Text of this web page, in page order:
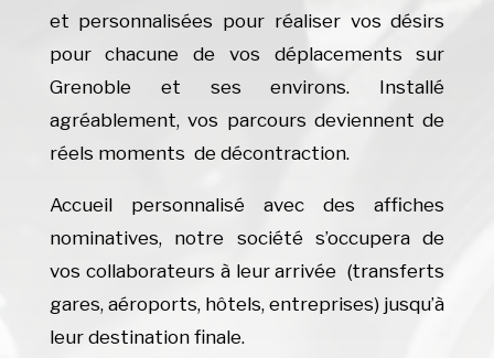
et personnalisées pour réaliser vos désirs
pour chacune de vos déplacements sur
Grenoble et ses environs. Installé
agréablement, vos parcours deviennent de
réels moments de décontraction.
Accueil personnalisé avec des affiches
nominatives, notre société s’occupera de
vos collaborateurs à leur arrivée (transferts
gares, aéroports, hôtels, entreprises) jusqu’à
leur destination finale.